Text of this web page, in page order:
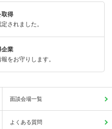
取得
されました。
企業
をお守りします。
面談会場一覧
よくある質問